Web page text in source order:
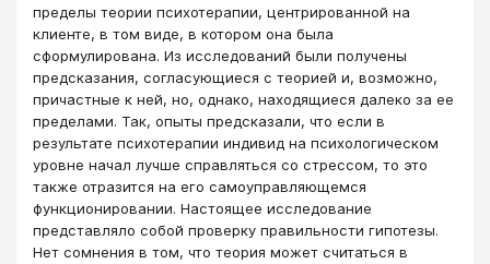
пределы теории психотерапии, центрированной на
клиенте, в том виде, в котором она была
сформулирована. Из исследований были получены
предсказания, согласующиеся с теорией и, возможно,
причастные к ней, но, однако, находящиеся далеко за ее
пределами. Так, опыты предсказали, что если в
результате психотерапии индивид на психологическом
уровне начал лучше справляться со стрессом, то это
также отразится на его самоуправляющемся
функционировании. Настоящее исследование
представляло собой проверку правильности гипотезы.
Нет сомнения в том, что теория может считаться в